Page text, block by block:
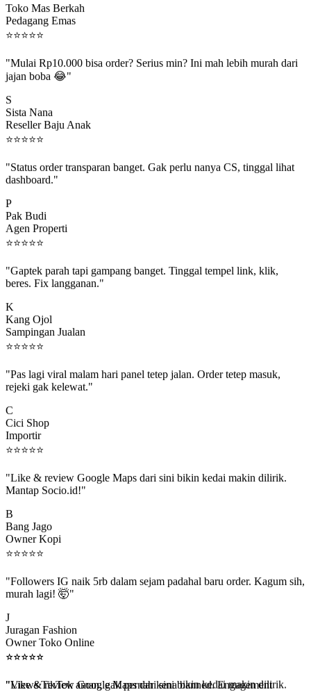
Pedagang Emas
⭐⭐⭐⭐⭐
jajan boba 😂"
Sista Nana
Reseller Baju Anak
⭐⭐⭐⭐⭐
dashboard."
Pak Budi
Agen Properti
⭐⭐⭐⭐⭐
beres. Fix langganan."
Kang Ojol
Sampingan Jualan
⭐⭐⭐⭐⭐
rejeki gak kelewat."
Cici Shop
Importir
⭐⭐⭐⭐⭐
Mantap Socio.id!"
Bang Jago
Owner Kopi
⭐⭐⭐⭐ ⭐
murah lagi! 🤯"
Juragan Fashion
Owner Toko Online
⭐⭐⭐⭐ ⭐
beneran naik, algoritma suka."